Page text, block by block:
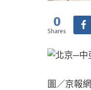
0
Shares
圖／京報網